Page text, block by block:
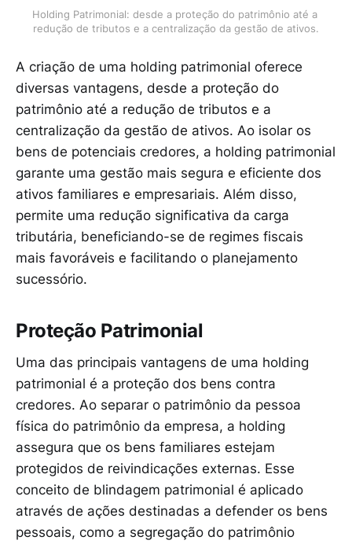
Holding Patrimonial: desde a proteção do patrimônio até a
redução de tributos e a centralização da gestão de ativos.
A criação de uma holding patrimonial oferece
diversas vantagens, desde a proteção do
patrimônio até a redução de tributos e a
centralização da gestão de ativos. Ao isolar os
bens de potenciais credores, a holding patrimonial
garante uma gestão mais segura e eficiente dos
ativos familiares e empresariais. Além disso,
permite uma redução significativa da carga
tributária, beneficiando-se de regimes fiscais
mais favoráveis e facilitando o planejamento
sucessório.
Proteção Patrimonial
Uma das principais vantagens de uma holding
patrimonial é a proteção dos bens contra
credores. Ao separar o patrimônio da pessoa
física do patrimônio da empresa, a holding
assegura que os bens familiares estejam
protegidos de reivindicações externas. Esse
conceito de blindagem patrimonial é aplicado
através de ações destinadas a defender os bens
pessoais, como a segregação do patrimônio